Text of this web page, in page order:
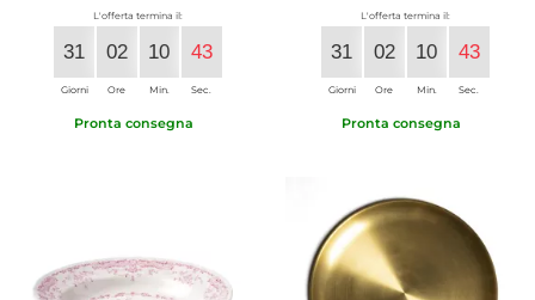
L'offerta termina il:
31
Giorni
02
Ore
10
Min.
42
Sec.
Pronta consegna
L'offerta termina il:
31
Giorni
02
Ore
10
Min.
42
Sec.
Pronta consegna